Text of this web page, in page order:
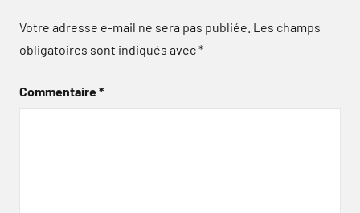
Votre adresse e-mail ne sera pas publiée. Les champs
obligatoires sont indiqués avec*
Commentaire*